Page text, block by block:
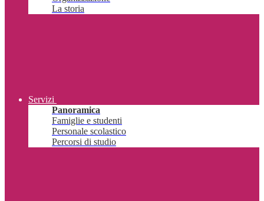
La storia
Servizi
Panoramica
Famiglie e studenti
Personale scolastico
Percorsi di studio